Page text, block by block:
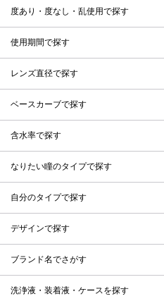
度あり・度なし・乱使用で探す
使用期間で探す
レンズ直径で探す
ベースカーブで探す
含水率で探す
なりたい瞳のタイプで探す
自分のタイプで探す
デザインで探す
ブランド名でさがす
洗浄液・装着液・ケースを探す